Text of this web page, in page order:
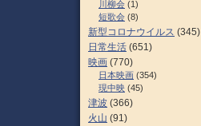
川柳会 (1)
短歌会 (8)
新型コロナウイルス (345)
日常生活 (651)
映画 (770)
日本映画 (354)
現中映 (45)
津波 (366)
火山 (91)